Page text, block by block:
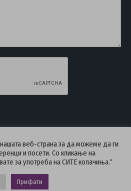
НА ПРИВАТНОСТ
Македонија © 2026 - Сите права се
веб-страна за да можеме да ги
и посети. Со кликање на
за употреба на СИТЕ колачиња.“
Прифати